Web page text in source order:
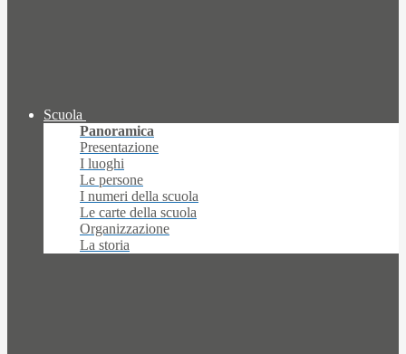
Scuola
Panoramica
Presentazione
I luoghi
Le persone
I numeri della scuola
Le carte della scuola
Organizzazione
La storia